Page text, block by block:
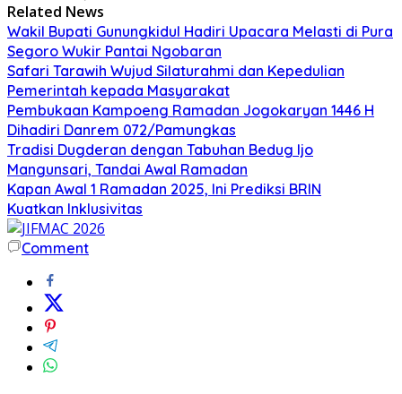
Related News
Wakil Bupati Gunungkidul Hadiri Upacara Melasti di Pura
Segoro Wukir Pantai Ngobaran
Safari Tarawih Wujud Silaturahmi dan Kepedulian
Pemerintah kepada Masyarakat
Pembukaan Kampoeng Ramadan Jogokaryan 1446 H
Dihadiri Danrem 072/Pamungkas
Tradisi Dugderan dengan Tabuhan Bedug Ijo
Mangunsari, Tandai Awal Ramadan
Kapan Awal 1 Ramadan 2025, Ini Prediksi BRIN
Kuatkan Inklusivitas
Comment